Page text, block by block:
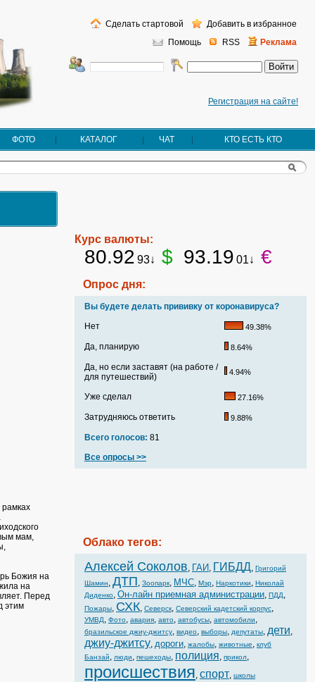
Регистрация на сайте!
Помощь RSS Реклама
Сделать стартовой Добавить в избранное
ФОТО КАТАЛОГ ЧАТ КТО ЕСТЬ КТО
мам,
Божия на
на
Перед
этим
Курс валюты:
80.92 93↓ $ 93.19 01↓ €
Опрос дня:
Вы будете делать прививку от коронавируса?
Нет
49.38%
Да, планирую 8.64%
Да, но если заставят (на работе /
для путешествий)
4.94%
Уже сделал 27.16%
Затрудняюсь ответить 9.88%
Всего голосов: 81
Все опросы >>
Облако тегов:
Алексей Соколов, ГАИ, ГИБДД, Григорий
Шамин, ДТП, Зоопарк, МЧС, Мэр, Наркотики, Николай
Диденко, Он-лайн приемная администрации, ПДД,
Пожары, СХК, Северск, Северский кадетский корпус,
УМВД, Фото, авария, авто, автобусы, автомобили,
бразильское джиу-джитсу, видео, выборы, депутаты, дети,
джиу-джитсу, дороги, жалобы, животные, клуб
Банзай, люди, пешеходы, полиция, прикол,
происшествия, спорт, школы